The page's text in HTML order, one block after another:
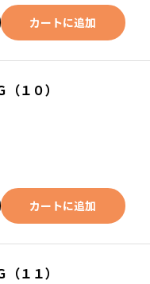
カートに追加
１０）
カートに追加
１１）